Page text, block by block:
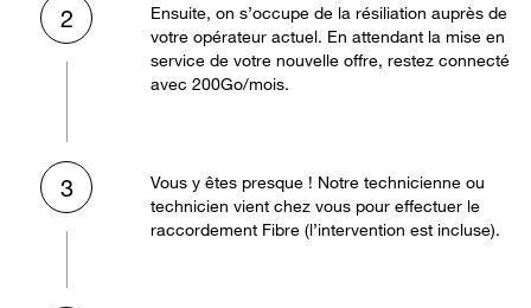
2
Ensuite, on s’occupe de la résiliation auprès de
votre opérateur actuel. En attendant la mise en
service de votre nouvelle offre, restez connecté
avec 200Go/mois.
3
Vous y êtes presque ! Notre technicienne ou
technicien vient chez vous pour effectuer le
raccordement Fibre (l’intervention est incluse).